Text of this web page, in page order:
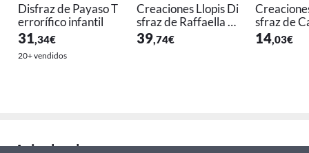
Disfraz de Payaso T
errorífico infantil
31,34€
20+ vendidos
Creaciones Llopis Di
sfraz de Raffaella C
arrà rojo para adulto
s
39,74€
sfraz de
Otoño
14,03€
Aviso legal